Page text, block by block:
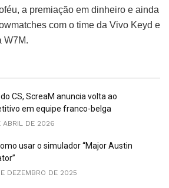
a premiação em dinheiro e ainda
com o time da Vivo Keyd e
W7M.
CS, ScreaM anuncia volta ao
em equipe franco-belga
DE 2026
usar o simulador “Major Austin
DEZEMBRO DE 2025